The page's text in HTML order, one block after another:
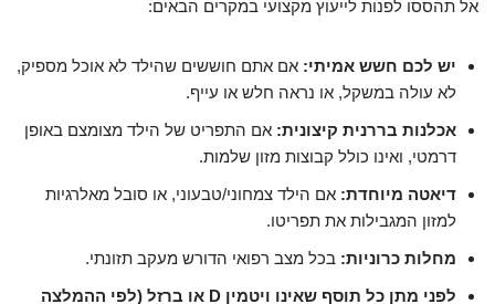
אל תהססו לפנות לייעוץ מקצועי במקרים הבאים:
יש לכם חשש אמיתי: אם אתם חוששים שהילד לא אוכל מספיק,
לא עולה במשקל, או נראה חלש או עייף.
אכלנות בררנית קיצונית: אם התפריט של הילד מצומצם באופן
דרמטי, ואינו כולל קבוצות מזון שלמות.
דיאטה מיוחדת: אם הילד צמחוני/טבעוני, או סובל מאלרגיות
למזון המגבילות את תפריטו.
מחלות כרוניות: בכל מצב רפואי הדורש מעקב תזונתי.
לפני מתן כל תוסף שאינו ויטמין D או ברזל (לפי ההמלצה